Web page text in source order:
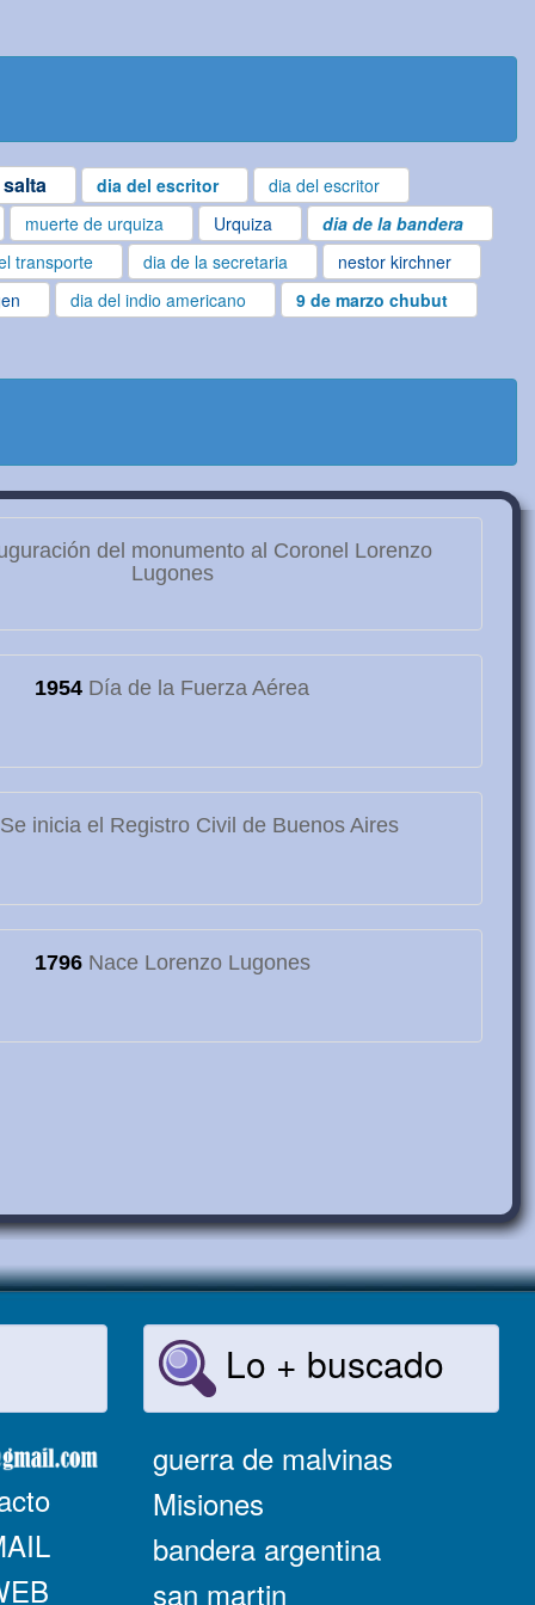
dia del escritor dia del escritor
muerte de urquiza Urquiza
dia de la bandera
transporte dia de la secretaria
nestor kirchner
dia del indio americano
9 de marzo chubut
del monumento al Coronel Lorenzo
Lugones
1954 Día de la Fuerza Aérea
inicia el Registro Civil de Buenos Aires
1796Nace Lorenzo Lugones
Lo + buscado
guerra de malvinas
Misiones
bandera argentina
san martin